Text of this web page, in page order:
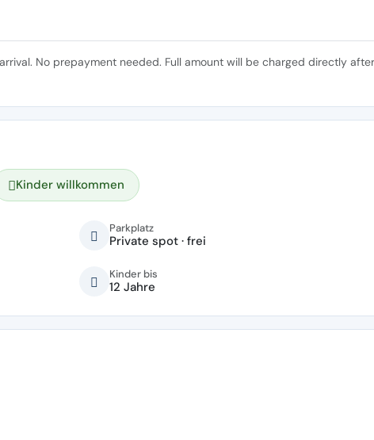
No prepayment needed. Full amount will be charged directly
Kinder willkommen
Parkplatz
Private spot · frei
Kinder bis
12 Jahre